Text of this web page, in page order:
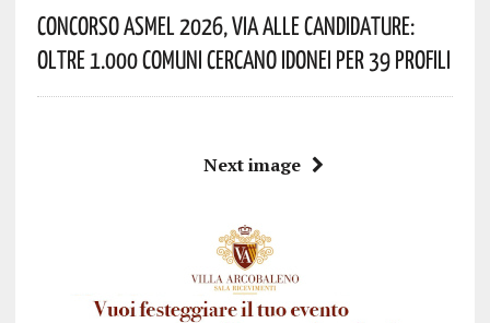
Concorso Asmel 2026, Via Alle Candidature:
Oltre 1.000 Comuni Cercano Idonei Per 39 Profili
Next image